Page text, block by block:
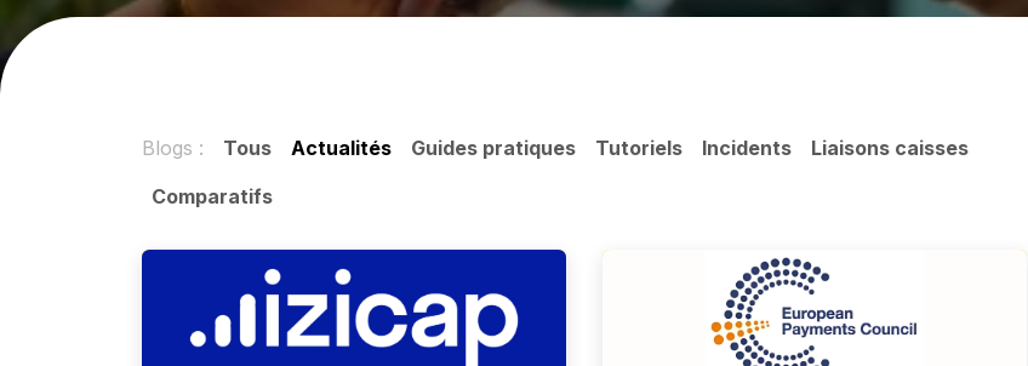
Blogs : Tous Actualités Guides pratiques Tutoriels Incidents
Liaisons caisses
Comparatifs